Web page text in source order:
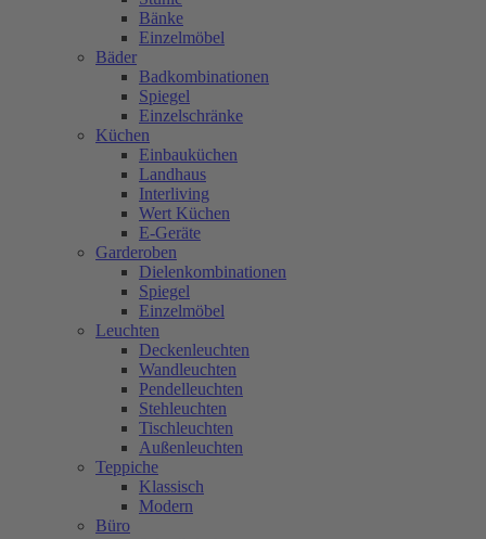
Bänke
Einzelmöbel
Bäder
Badkombinationen
Spiegel
Einzelschränke
Küchen
Einbauküchen
Landhaus
Interliving
Wert Küchen
E-Geräte
Garderoben
Dielenkombinationen
Spiegel
Einzelmöbel
Leuchten
Deckenleuchten
Wandleuchten
Pendelleuchten
Stehleuchten
Tischleuchten
Außenleuchten
Teppiche
Klassisch
Modern
Büro